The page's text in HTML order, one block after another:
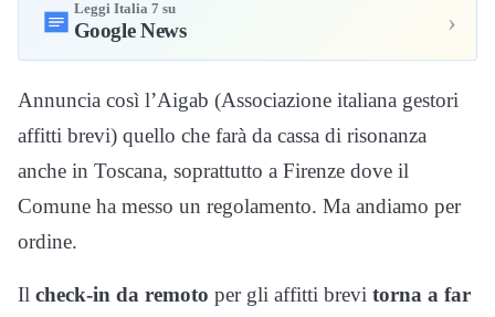
Leggi Italia 7 su
Google News ›
Annuncia così l’Aigab (Associazione italiana gestori
affitti brevi) quello che farà da cassa di risonanza
anche in Toscana, soprattutto a Firenze dove il
Comune ha messo un regolamento. Ma andiamo per
ordine.
Il check-in da remoto per gli affitti brevi torna a far